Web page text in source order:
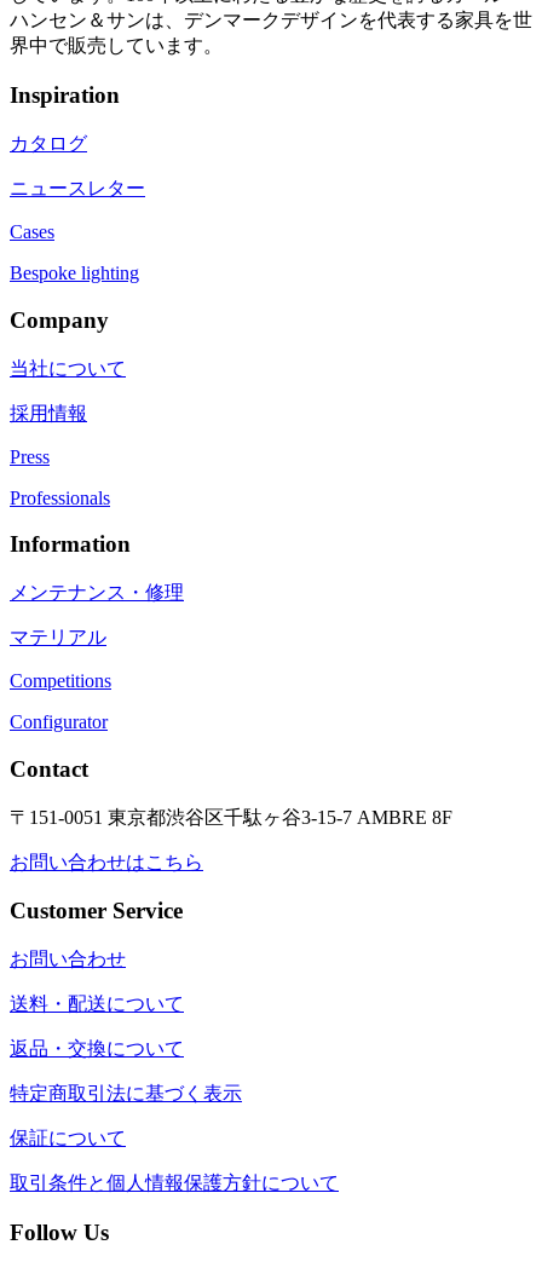
ハンセン＆サンは、デンマークデザインを代表する家具を世
界中で販売しています。
Inspiration
カタログ
ニュースレター
Cases
Bespoke lighting
Company
当社について
採用情報
Press
Professionals
Information
メンテナンス・修理
マテリアル
Competitions
Configurator
Contact
〒151-0051 東京都渋谷区千駄ヶ谷3-15-7 AMBRE 8F
お問い合わせはこちら
Customer Service
お問い合わせ
送料・配送について
返品・交換について
特定商取引法に基づく表示
保証について
取引条件と個人情報保護方針について
Follow Us